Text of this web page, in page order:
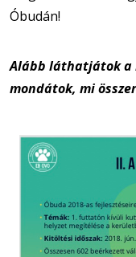
Óbudán!
Alább láthatjátok a
mondátok, mi